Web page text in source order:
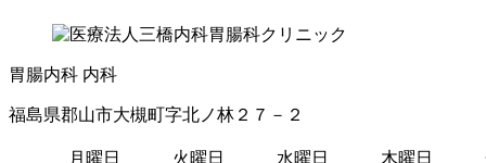
胃腸内科 内科
福島県郡山市大槻町字北ノ林２７－２
月曜日 火曜日 水曜日 木曜日